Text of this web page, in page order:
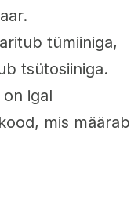
tümiiniga,
tsütosiiniga.
igal
mis määrab